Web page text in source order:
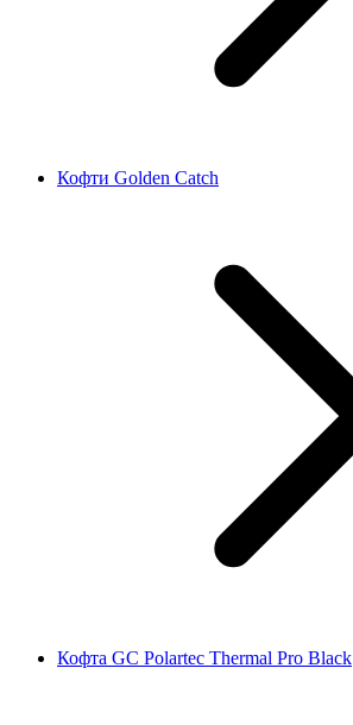
Кофти Golden Catch
Кофта GC Polartec Thermal Pro Black